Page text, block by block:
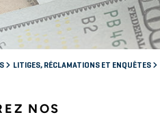
LITIGES, RÉCLAMATIONS ET ENQUÊTES
NOS